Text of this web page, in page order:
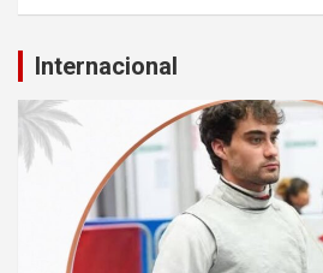
Internacional